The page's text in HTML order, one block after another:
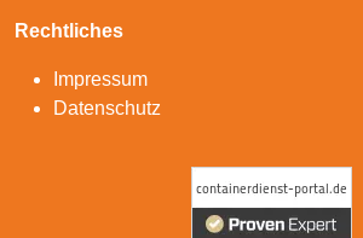
Rechtliches
Impressum
Datenschutz